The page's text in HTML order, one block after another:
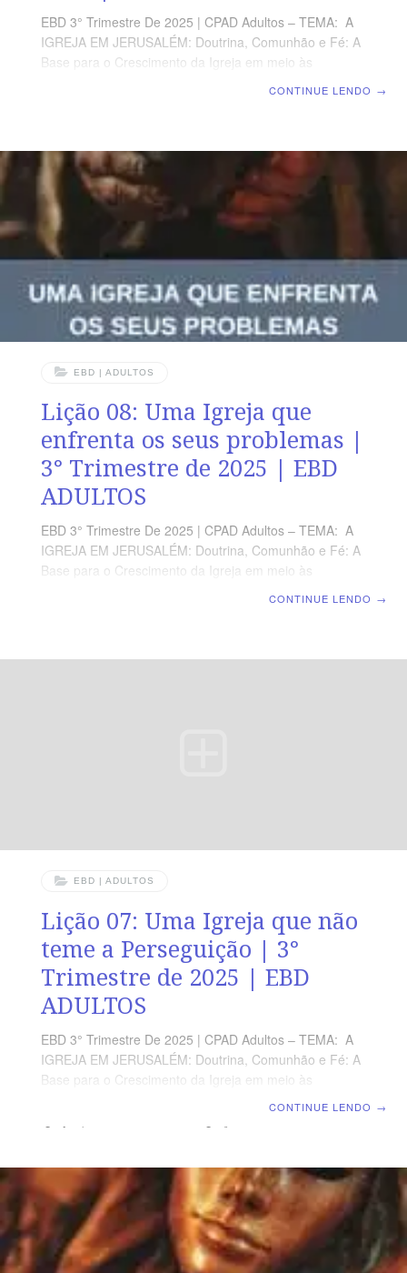
EBD 3° Trimestre De 2025 | CPAD Adultos – TEMA: A
IGREJA EM JERUSALÉM: Doutrina, Comunhão e Fé: A
Base para o Crescimento da Igreja em meio às
(At 7.55). VERDADE PRÁTICA A igreja foi capacitada
por Deus para enfrentar um mundo que é hostil à sua fé
e valores. LEITURA DIÁRIA Segunda – Mt
CONTINUE LENDO →
EBD | ADULTOS
Lição 08: Uma Igreja que
enfrenta os seus problemas |
3° Trimestre de 2025 | EBD
ADULTOS
EBD 3° Trimestre De 2025 | CPAD Adultos – TEMA: A
IGREJA EM JERUSALÉM: Doutrina, Comunhão e Fé: A
Base para o Crescimento da Igreja em meio às
CONTINUE LENDO →
EBD | ADULTOS
Lição 07: Uma Igreja que não
teme a Perseguição | 3°
Trimestre de 2025 | EBD
ADULTOS
EBD 3° Trimestre De 2025 | CPAD Adultos – TEMA: A
IGREJA EM JERUSALÉM: Doutrina, Comunhão e Fé: A
Base para o Crescimento da Igreja em meio às
5.29) VERDADE PRÁTICA Em relação à verdadeira
Igreja Cristã há duas verdades inegáveis: 1) a Igreja
será perseguida;2) Deus a protegerá. LEITURA DIÁRIA
Segunda – Jo 16.33 A perseguição na rota da fé
cristãTerça
CONTINUE LENDO →